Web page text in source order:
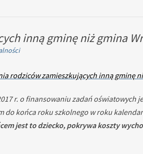
inną gminę niż gmina
rodziców zamieszkujących inną gminę
r. o finansowaniu zadań
do końca roku szkolnego w roku
jest to dziecko, pokrywa koszty